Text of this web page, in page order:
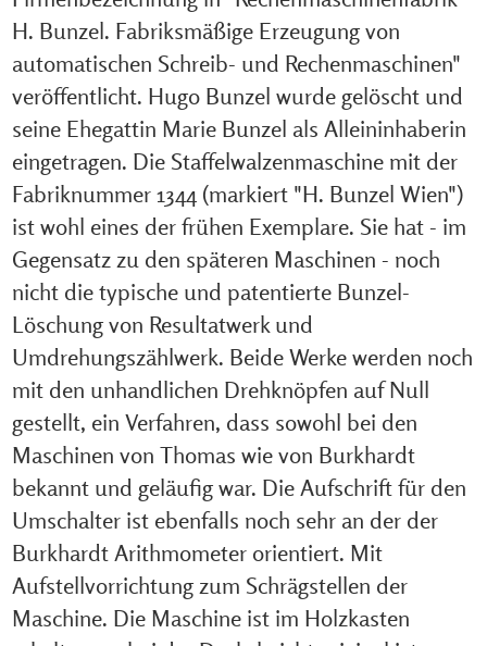
H. Bunzel. Fabriksmäßige Erzeugung von
automatischen Schreib- und Rechenmaschinen"
veröffentlicht. Hugo Bunzel wurde gelöscht und
seine Ehegattin Marie Bunzel als Alleininhaberin
eingetragen. Die Staffelwalzenmaschine mit der
Fabriknummer 1344 (markiert "H. Bunzel Wien")
ist wohl eines der frühen Exemplare. Sie hat - im
Gegensatz zu den späteren Maschinen - noch
nicht die typische und patentierte Bunzel-
Löschung von Resultatwerk und
Umdrehungszählwerk. Beide Werke werden noch
mit den unhandlichen Drehknöpfen auf Null
gestellt, ein Verfahren, dass sowohl bei den
Maschinen von Thomas wie von Burkhardt
bekannt und geläufig war. Die Aufschrift für den
Umschalter ist ebenfalls noch sehr an der der
Burkhardt Arithmometer orientiert. Mit
Aufstellvorrichtung zum Schrägstellen der
Maschine. Die Maschine ist im Holzkasten